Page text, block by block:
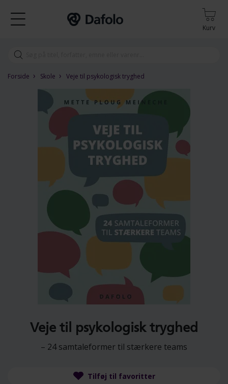
Kurv
Forside › Skole › Veje til psykologisk tryghed
Veje til psykologisk tryghed
– 24 samtaleformer til stærkere teams
Tilføj til favoritter